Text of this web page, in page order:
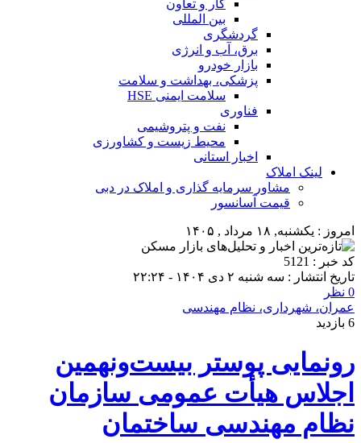
کار و تعاون
بین المللی
گردشگری
برق، آب و انرژی
بازار خودرو
پزشکی، بهداشت و سلامت
سلامت ایمنی HSE
فناوری
نفت و پتروشیمی
محیط زیست و کشاورزی
اخبار استانی
لینک املاک
مشاور سرمایه گذاری و املاک در دبی
قیمت آسانسور
امروز : یکشنبه, ۱۸ مرداد , ۱۴۰۵
کد خبر : 5121
تاریخ انتشار : سه شنبه ۲ دی ۱۴۰۴ - ۲۲:۲۴
0 نظر
عمران، شهرداری، نظام مهندسی
6 بازدید
رونمایی پوستر بیست‌ونهمین
اجلاس هیأت عمومی سازمان
نظام مهندسی ساختمان